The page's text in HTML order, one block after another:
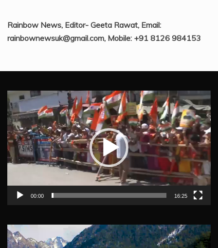
Rainbow News, Editor- Geeta Rawat, Email:
rainbownewsuk@gmail.com, Mobile: +91 8126 984153
Video
Player
00:00 16:25
Video
Player